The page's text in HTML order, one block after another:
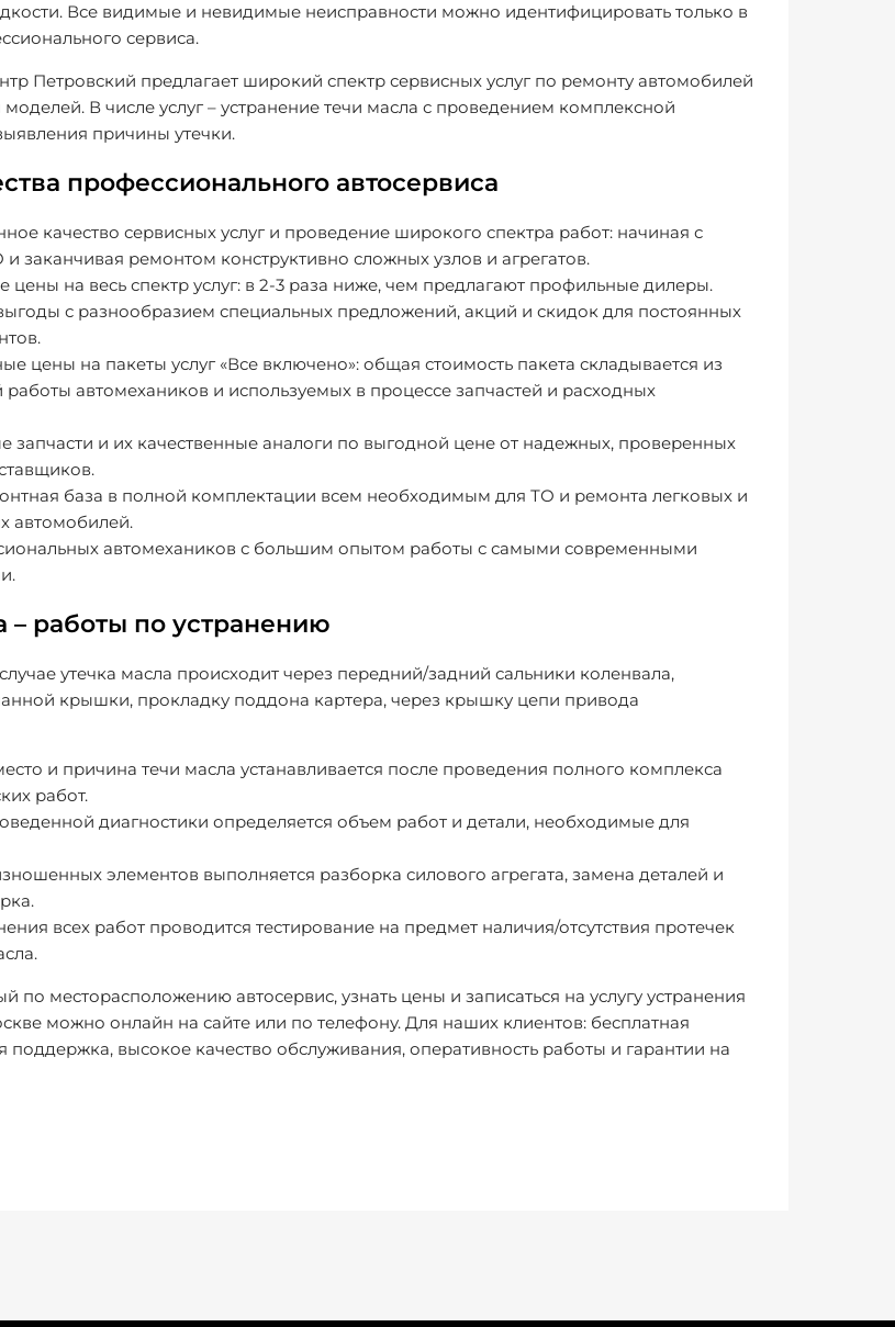
Все видимые и невидимые неисправности можно идентифицировать только в
сервиса.
Петровский предлагает широкий спектр сервисных услуг по ремонту автомобилей
В числе услуг – устранение течи масла с проведением комплексной
причины утечки.
профессионального автосервиса
качество сервисных услуг и проведение широкого спектра работ: начиная с
заканчивая ремонтом конструктивно сложных узлов и агрегатов.
цены на весь спектр услуг: в 2-3 раза ниже, чем предлагают профильные дилеры.
с разнообразием специальных предложений, акций и скидок для постоянных
цены на пакеты услуг «Все включено»: общая стоимость пакета складывается из
автомехаников и используемых в процессе запчастей и расходных
запчасти и их качественные аналоги по выгодной цене от надежных, проверенных
база в полной комплектации всем необходимым для ТО и ремонта легковых и
автомобилей.
автомехаников с большим опытом работы с самыми современными
– работы по устранению
утечка масла происходит через передний/задний сальники коленвала,
крышки, прокладку поддона картера, через крышку цепи привода
и причина течи масла устанавливается после проведения полного комплекса
работ.
диагностики определяется объем работ и детали, необходимые для
элементов выполняется разборка силового агрегата, замена деталей и
всех работ проводится тестирование на предмет наличия/отсутствия протечек
по месторасположению автосервис, узнать цены и записаться на услугу устранения
можно онлайн на сайте или по телефону. Для наших клиентов: бесплатная
поддержка, высокое качество обслуживания, оперативность работы и гарантии на